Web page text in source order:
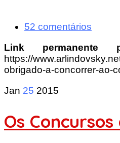
52 comentários
Link permanente
https://
obrigado-a-concorrer-ao-
Jan 25 2015
Os Concursos